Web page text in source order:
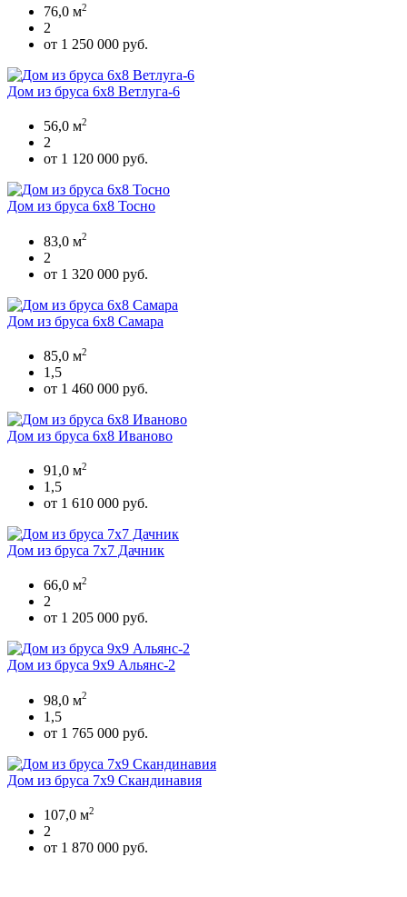
76,0 м2
2
от 1 250 000 руб.
Дом из бруса 6х8 Ветлуга-6
56,0 м2
2
от 1 120 000 руб.
Дом из бруса 6х8 Тосно
83,0 м2
2
от 1 320 000 руб.
Дом из бруса 6х8 Самара
85,0 м2
1,5
от 1 460 000 руб.
Дом из бруса 6х8 Иваново
91,0 м2
1,5
от 1 610 000 руб.
Дом из бруса 7х7 Дачник
66,0 м2
2
от 1 205 000 руб.
Дом из бруса 9х9 Альянс-2
98,0 м2
1,5
от 1 765 000 руб.
Дом из бруса 7х9 Скандинавия
107,0 м2
2
от 1 870 000 руб.